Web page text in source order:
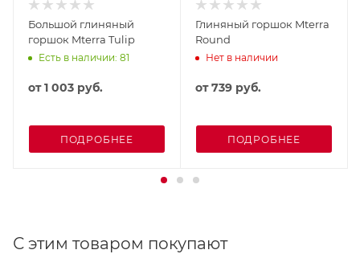
Большой глиняный
горшок Mterra Tulip
Есть в наличии: 81
от1 003 руб.
ПОДРОБНЕЕ
Глиняный горшок Mterra
Round
Нет в наличии
от739 руб.
ПОДРОБНЕЕ
С этим товаром покупают